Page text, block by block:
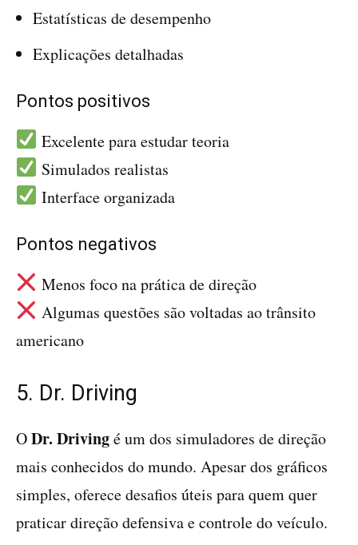
Estatísticas de desempenho
Explicações detalhadas
Pontos positivos
Excelente para estudar teoria
Simulados realistas
Interface organizada
Pontos negativos
Menos foco na prática de direção
Algumas questões são voltadas ao trânsito
americano
5. Dr. Driving
ODr. Drivingé um dos simuladores de direção
mais conhecidos do mundo. Apesar dos gráficos
simples, oferece desafios úteis para quem quer
praticar direção defensiva e controle do veículo.